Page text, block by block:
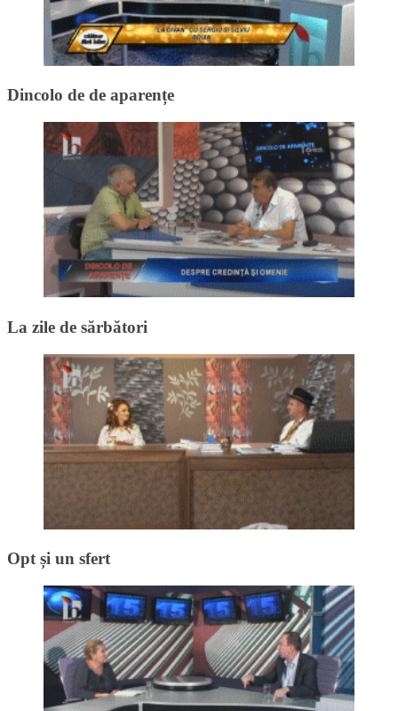
Dincolo de de aparențe
La zile de sărbători
Opt și un sfert